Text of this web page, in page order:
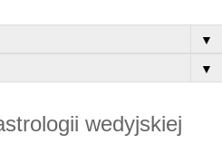
▼
▼
wedyjskiej